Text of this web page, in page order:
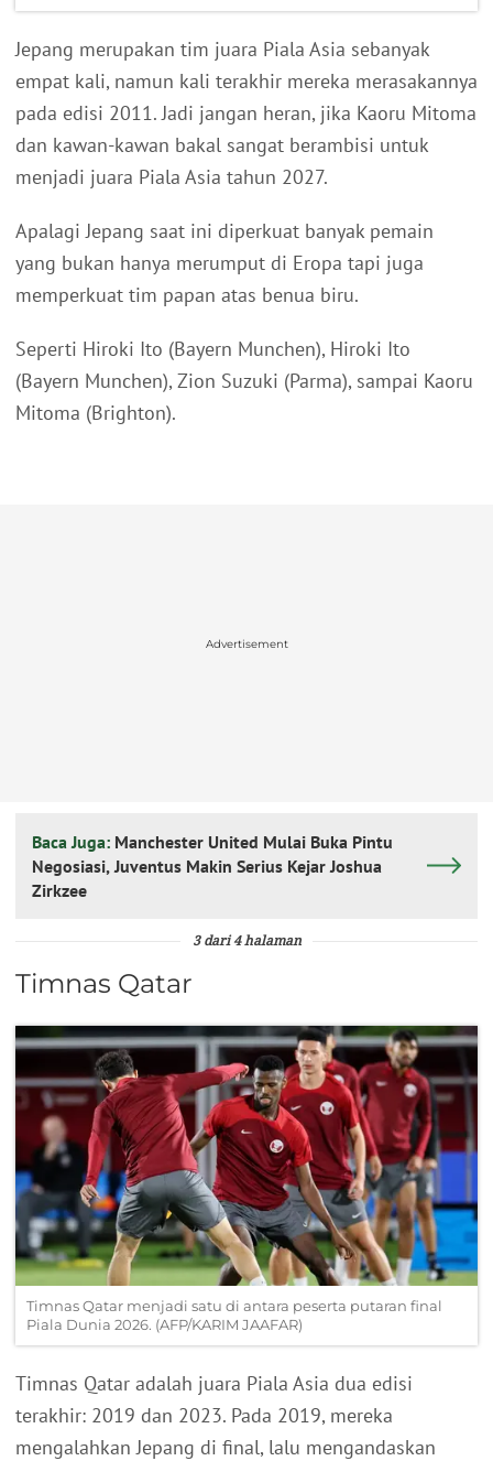
Jepang merupakan tim juara Piala Asia sebanyak
empat kali, namun kali terakhir mereka merasakannya
pada edisi 2011. Jadi jangan heran, jika Kaoru Mitoma
dan kawan-kawan bakal sangat berambisi untuk
menjadi juara Piala Asia tahun 2027.
Apalagi Jepang saat ini diperkuat banyak pemain
yang bukan hanya merumput di Eropa tapi juga
memperkuat tim papan atas benua biru.
Seperti Hiroki Ito (Bayern Munchen), Hiroki Ito
(Bayern Munchen), Zion Suzuki (Parma), sampai Kaoru
Mitoma (Brighton).
Advertisement
Baca Juga: Manchester United Mulai Buka Pintu
Negosiasi, Juventus Makin Serius Kejar Joshua
Zirkzee
3 dari 4 halaman
Timnas Qatar
Timnas Qatar menjadi satu di antara peserta putaran final
Piala Dunia 2026. (AFP/KARIM JAAFAR)
Timnas Qatar adalah juara Piala Asia dua edisi
terakhir: 2019 dan 2023. Pada 2019, mereka
mengalahkan Jepang di final, lalu mengandaskan